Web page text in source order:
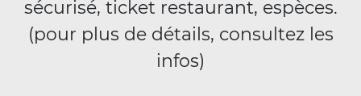
sécurisé, ticket restaurant, espèces.
(pour plus de détails, consultez les
infos)